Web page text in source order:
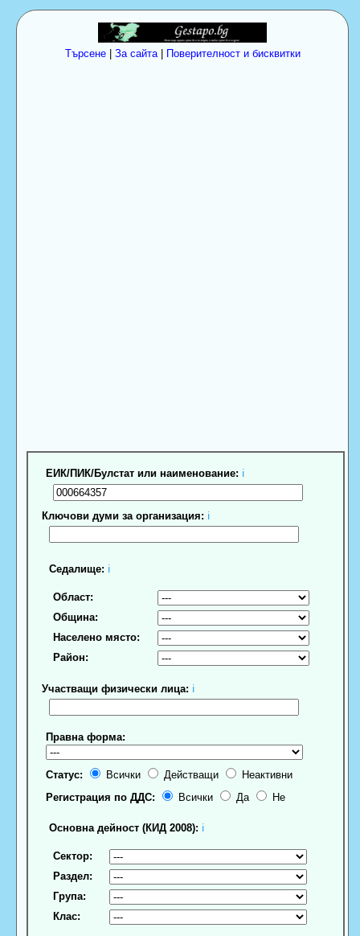
Търсене| За сайта| Поверителност и бисквитки
ЕИК/ПИК/Булстат или наименование: ℹ
Ключови думи за организация: ℹ
Седалище: ℹ
Област:
Община:
Населено място:
Район:
Участващи физически лица: ℹ
Правна форма:
Статус: Всички Действащи
Неактивни
Регистрация по ДДС:
Всички Да Не
Основна дейност (КИД 2008): ℹ
Сектор:
Раздел:
Група:
Клас: